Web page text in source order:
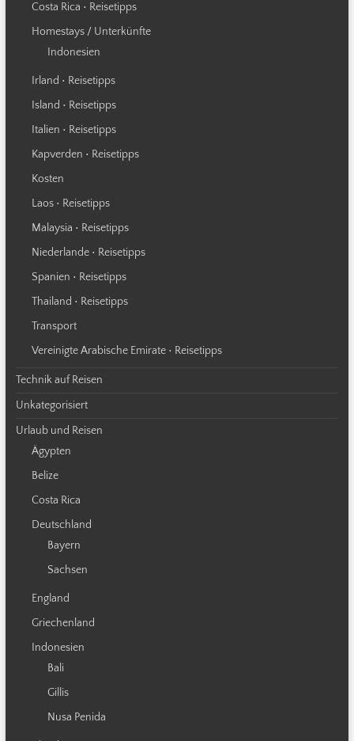
Costa Rica • Reisetipps
Homestays / Unterkünfte
Indonesien
Irland • Reisetipps
Island • Reisetipps
Italien • Reisetipps
Kapverden • Reisetipps
Kosten
Laos • Reisetipps
Malaysia • Reisetipps
Niederlande • Reisetipps
Spanien • Reisetipps
Thailand • Reisetipps
Transport
Vereinigte Arabische Emirate • Reisetipps
Technik auf Reisen
Unkategorisiert
Urlaub und Reisen
Ägypten
Belize
Costa Rica
Deutschland
Bayern
Sachsen
England
Griechenland
Indonesien
Bali
Gillis
Nusa Penida